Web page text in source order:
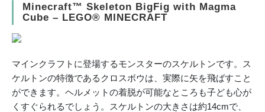
Minecraft™ Skeleton BigFig with Magma
Cube – LEGO® MINECRAFT
マインクラフトに登場するモンスターのスケルトンです。ス
ケルトンの特徴であるクロスボウは、実際に矢を飛ばすこと
ができます。ヘルメットの着脱が可能なところも子ども心が
くすぐられるでしょう。スケルトンの大きさは約14cmで、